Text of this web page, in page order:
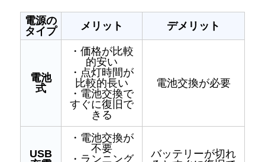
電源の
タイプ
メリット デメリット
電池
式
・価格が比較
的安い
・点灯時間が
比較的長い
・電池交換で
すぐに復旧で
きる
電池交換が必要
USB
・電池交換が
不要
・ランニング
バッテリーが切れ